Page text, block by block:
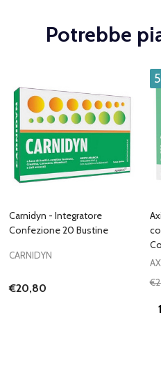
Potrebbe
Carnidyn - Integratore
Confezione 20 Bustine
CARNIDYN
€20,80